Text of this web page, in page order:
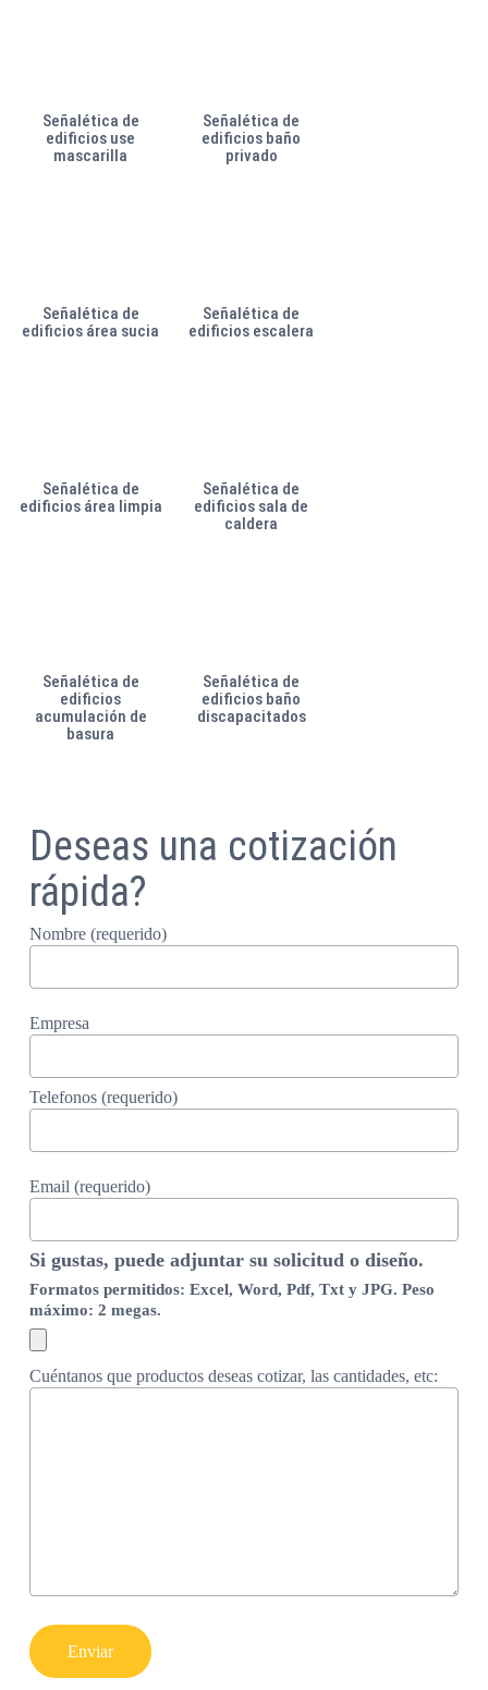
Señalética de
edificios use
mascarilla
Señalética de
edificios baño
privado
Señalética de
edificios área sucia
Señalética de
edificios escalera
Señalética de
edificios área limpia
Señalética de
edificios sala de
caldera
Señalética de
edificios
acumulación de
basura
Señalética de
edificios baño
discapacitados
Deseas una cotización
rápida?
Nombre (requerido)
Empresa
Telefonos (requerido)
Email (requerido)
Si gustas, puede adjuntar su solicitud o diseño.
Formatos permitidos: Excel, Word, Pdf, Txt y JPG. Peso
máximo: 2 megas.
Cuéntanos que productos deseas cotizar, las cantidades, etc: